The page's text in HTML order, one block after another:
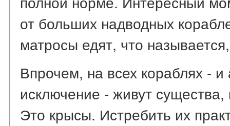
от больших надводных
матросы едят, что
Впрочем, на всех кораблях -
исключение - живут существа,
Это крысы. Истребить их